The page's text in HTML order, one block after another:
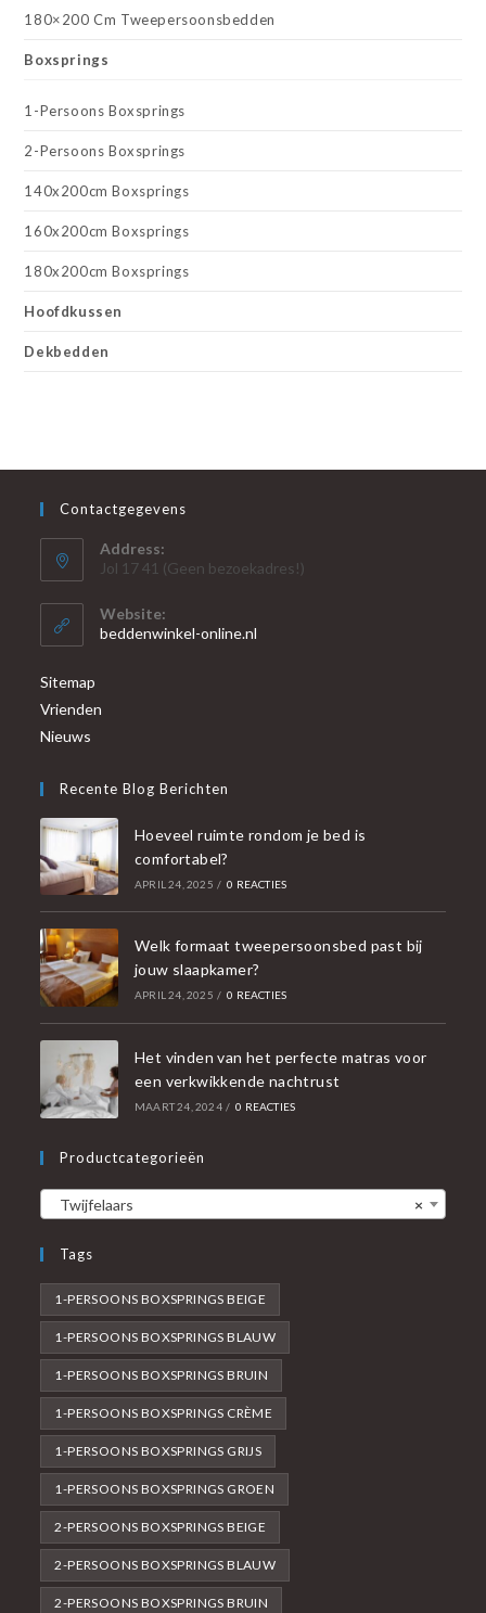
180×200 Cm Tweepersoonsbedden
Boxsprings
1-Persoons Boxsprings
2-Persoons Boxsprings
140x200cm Boxsprings
160x200cm Boxsprings
180x200cm Boxsprings
Hoofdkussen
Dekbedden
Contactgegevens
Address:
Jol 17 41 (Geen bezoekadres!)
Website:
beddenwinkel-online.nl
Sitemap
Vrienden
Nieuws
Recente Blog Berichten
Hoeveel ruimte rondom je bed is
comfortabel?
APRIL 24, 2025 / 0 REACTIES
Welk formaat tweepersoonsbed past bij
jouw slaapkamer?
APRIL 24, 2025 / 0 REACTIES
Het vinden van het perfecte matras voor
een verkwikkende nachtrust
MAART 24, 2024 / 0 REACTIES
Productcategorieën
×
Twijfelaars
Tags
1-PERSOONS BOXSPRINGS BEIGE
1-PERSOONS BOXSPRINGS BLAUW
1-PERSOONS BOXSPRINGS BRUIN
1-PERSOONS BOXSPRINGS CRÈME
1-PERSOONS BOXSPRINGS GRIJS
1-PERSOONS BOXSPRINGS GROEN
2-PERSOONS BOXSPRINGS BEIGE
2-PERSOONS BOXSPRINGS BLAUW
2-PERSOONS BOXSPRINGS BRUIN